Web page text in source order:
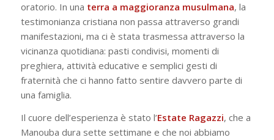
oratorio. In una terra a maggioranza musulmana, la
testimonianza cristiana non passa attraverso grandi
manifestazioni, ma ci è stata trasmessa attraverso la
vicinanza quotidiana: pasti condivisi, momenti di
preghiera, attività educative e semplici gesti di
fraternità che ci hanno fatto sentire davvero parte di
una famiglia.
Il cuore dell’esperienza è stato l’Estate Ragazzi, che a
Manouba dura sette settimane e che noi abbiamo